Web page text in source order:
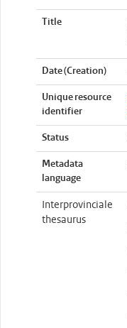
Title
Date (Creation)
Unique resource
identifier
Status
Metadata
language
Interprovinciale
thesaurus